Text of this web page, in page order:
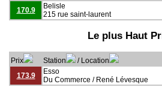
170.9
Belisle
215 rue saint-laurent
Le plus Haut
Prix Station / Location
173.9
Esso
Du Commerce / René Lévesque